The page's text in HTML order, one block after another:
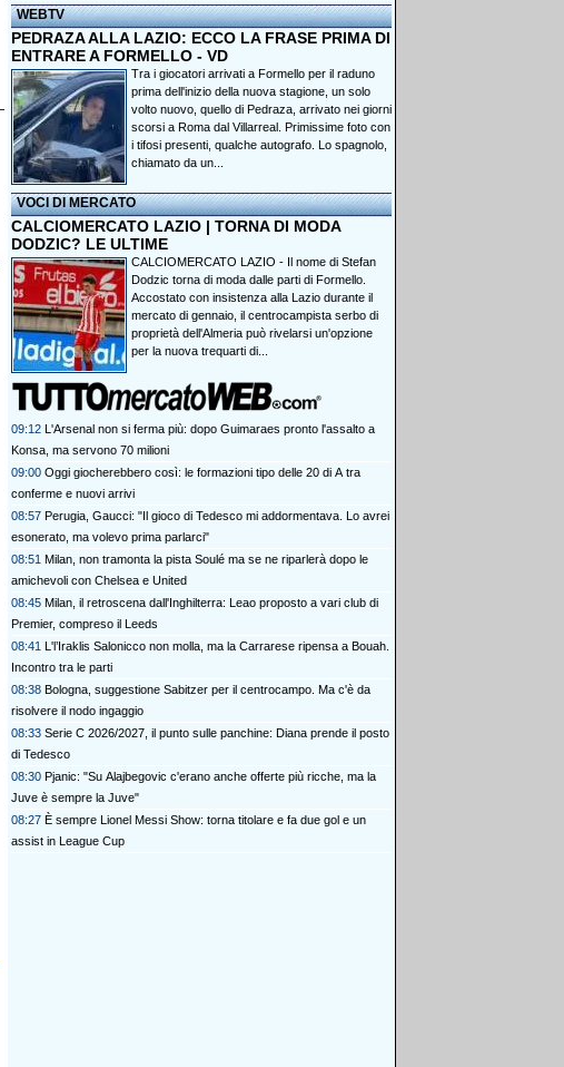
WEBTV
PEDRAZA ALLA LAZIO: ECCO LA FRASE PRIMA DI
ENTRARE A FORMELLO - VD
Tra i giocatori arrivati a Formello per il raduno
prima dell'inizio della nuova stagione, un solo
volto nuovo, quello di Pedraza, arrivato nei giorni
scorsi a Roma dal Villarreal. Primissime foto con
i tifosi presenti, qualche autografo. Lo spagnolo,
chiamato da un...
VOCI DI MERCATO
CALCIOMERCATO LAZIO | TORNA DI MODA
DODZIC? LE ULTIME
CALCIOMERCATO LAZIO - Il nome di Stefan
Dodzic torna di moda dalle parti di Formello.
Accostato con insistenza alla Lazio durante il
mercato di gennaio, il centrocampista serbo di
proprietà dell'Almeria può rivelarsi un'opzione
per la nuova trequarti di...
09:12 L'Arsenal non si ferma più: dopo Guimaraes pronto l'assalto a
Konsa, ma servono 70 milioni
09:00 Oggi giocherebbero così: le formazioni tipo delle 20 di A tra
conferme e nuovi arrivi
08:57 Perugia, Gaucci: "Il gioco di Tedesco mi addormentava. Lo avrei
esonerato, ma volevo prima parlarci"
08:51 Milan, non tramonta la pista Soulé ma se ne riparlerà dopo le
amichevoli con Chelsea e United
08:45 Milan, il retroscena dall'Inghilterra: Leao proposto a vari club di
Premier, compreso il Leeds
08:41 L'l’Iraklis Salonicco non molla, ma la Carrarese ripensa a Bouah.
Incontro tra le parti
08:38 Bologna, suggestione Sabitzer per il centrocampo. Ma c'è da
risolvere il nodo ingaggio
08:33 Serie C 2026/2027, il punto sulle panchine: Diana prende il posto
di Tedesco
08:30 Pjanic: "Su Alajbegovic c'erano anche offerte più ricche, ma la
Juve è sempre la Juve"
08:27 È sempre Lionel Messi Show: torna titolare e fa due gol e un
assist in League Cup